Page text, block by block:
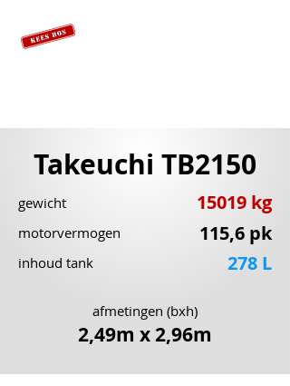
Takeuchi TB2150
gewicht 15019 kg
motorvermogen
115,6 pk
278 L
inhoud tank
afmetingen (bxh)
2,49m x 2,96m